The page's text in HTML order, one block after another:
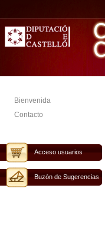
Bienvenida
Contacto
Acceso usuarios
Buzón de Sugerencias